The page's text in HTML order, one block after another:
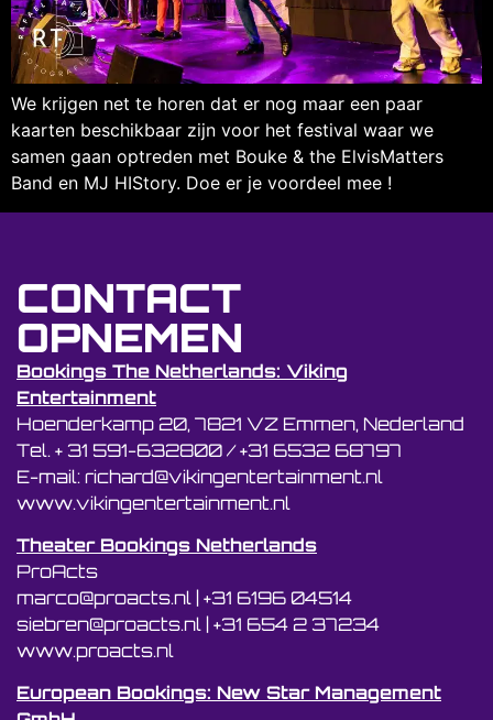
We krijgen net te horen dat er nog maar een paar
kaarten beschikbaar zijn voor het festival waar we
samen gaan optreden met Bouke & the ElvisMatters
Band en MJ HIStory. Doe er je voordeel mee !
CONTACT
OPNEMEN
Bookings The Netherlands: Viking
Entertainment
Hoenderkamp 20, 7821 VZ Emmen, Nederland
Tel. + 31 591-632800 / +31 6532 68797
E-mail: richard@vikingentertainment.nl
www.vikingentertainment.nl
Theater Bookings Netherlands
ProActs
marco@proacts.nl ‭+31 6196 04514‬
siebren@proacts.nl ‭‭+31 654 2 37234
www.proacts.nl
European Bookings: New Star Management